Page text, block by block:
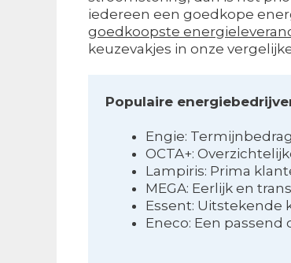
iedereen een goedkope
goedkoopste
keuzevakjes in onze
Populaire
Engie:
OCTA+:
Lampiris: Prima
MEGA: Eerlijk en
Essent: Uitstekende
Eneco: Een